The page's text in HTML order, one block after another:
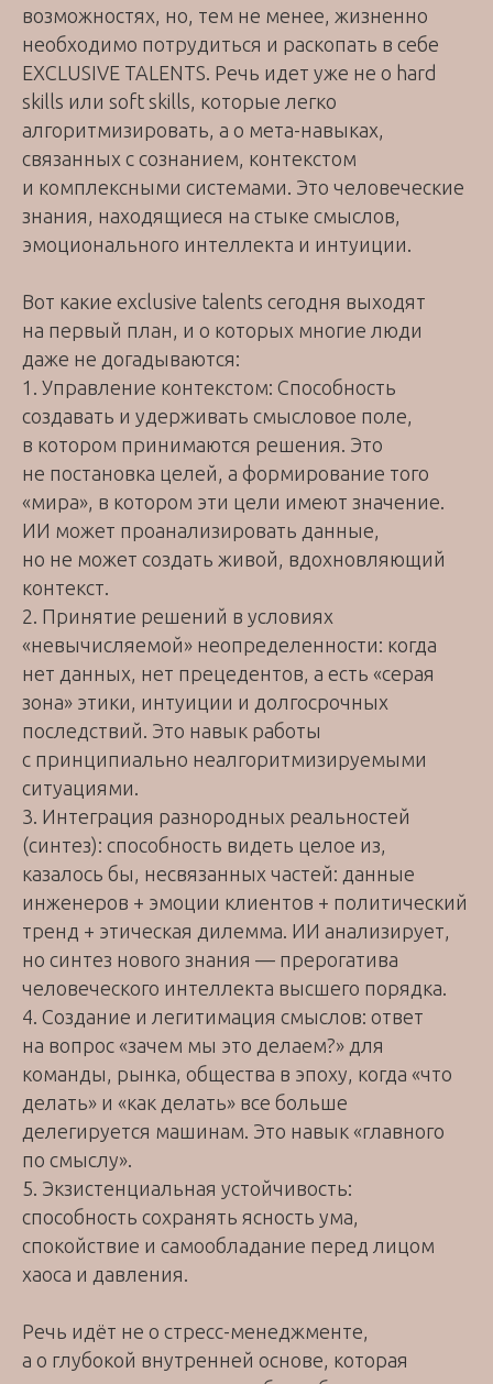
возможностях, но, тем не менее, жизненно
необходимо потрудиться и раскопать в себе
EXCLUSIVE TALENTS. Речь идет уже не о hard
skills или soft skills, которые легко
алгоритмизировать, а о мета-навыках,
связанных с сознанием, контекстом
и комплексными системами. Это человеческие
знания, находящиеся на стыке смыслов,
эмоционального интеллекта и интуиции.
Вот какие exclusive talents сегодня выходят
на первый план, и о которых многие люди
даже не догадываются:
1. Управление контекстом: Способность
создавать и удерживать смысловое поле,
в котором принимаются решения. Это
не постановка целей, а формирование того
«мира», в котором эти цели имеют значение.
ИИ может проанализировать данные,
но не может создать живой, вдохновляющий
контекст.
2. Принятие решений в условиях
«невычисляемой» неопределенности: когда
нет данных, нет прецедентов, а есть «серая
зона» этики, интуиции и долгосрочных
последствий. Это навык работы
с принципиально неалгоритмизируемыми
ситуациями.
3. Интеграция разнородных реальностей
(синтез): cпособность видеть целое из,
казалось бы, несвязанных частей: данные
инженеров + эмоции клиентов + политический
тренд + этическая дилемма. ИИ анализирует,
но синтез нового знания — прерогатива
человеческого интеллекта высшего порядка.
4. Создание и легитимация смыслов: ответ
на вопрос «зачем мы это делаем?» для
команды, рынка, общества в эпоху, когда «что
делать» и «как делать» все больше
делегируется машинам. Это навык «главного
по смыслу».
5. Экзистенциальная устойчивость:
способность сохранять ясность ума,
спокойствие и самообладание перед лицом
хаоса и давления.
Речь идёт не о стресс-менеджменте,
а о глубокой внутренней основе, которая